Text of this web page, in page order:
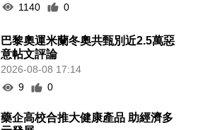
1140
0
巴黎奧運米蘭冬奧共甄別近2.5萬惡
意帖文評論
2026-08-08 17:14
9
0
藥企高校合推大健康產品 助經濟多